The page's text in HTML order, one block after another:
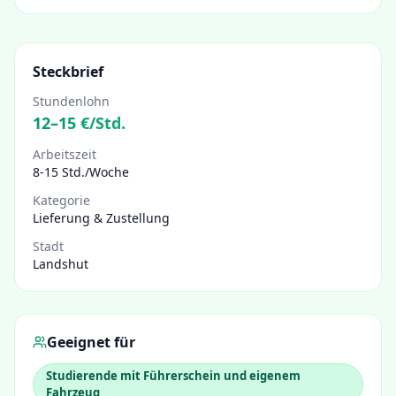
Steckbrief
Stundenlohn
12–15 €/Std.
Arbeitszeit
8-15 Std./Woche
Kategorie
Lieferung & Zustellung
Stadt
Landshut
Geeignet für
Studierende mit Führerschein und eigenem
Fahrzeug